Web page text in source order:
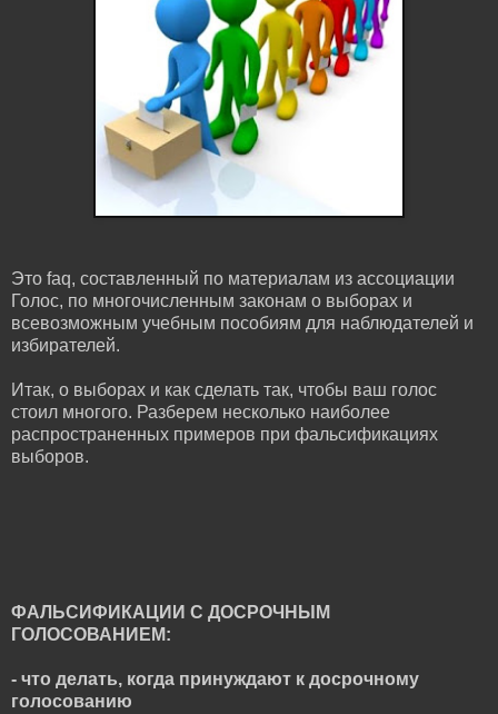
Это faq, составленный по материалам из ассоциации
Голос, по многочисленным законам о выборах и
всевозможным учебным пособиям для наблюдателей и
избирателей.
Итак, о выборах и как сделать так, чтобы ваш голос
стоил многого. Разберем несколько наиболее
распространенных примеров при фальсификациях
выборов.
ФАЛЬСИФИКАЦИИ С ДОСРОЧНЫМ
ГОЛОСОВАНИЕМ:
- что делать, когда принуждают к досрочному
голосованию